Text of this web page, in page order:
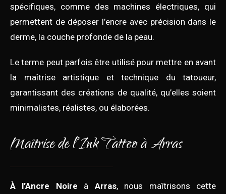
spécifiques, comme des machines électriques, qui
permettent de déposer l’encre avec précision dans le
derme, la couche profonde de la peau.
Le terme peut parfois être utilisé pour mettre en avant
la maîtrise artistique et technique du tatoueur,
garantissant des créations de qualité, qu’elles soient
minimalistes, réalistes, ou élaborées.
Maîtrise de l’Ink Tattoo à Arras
À l’Ancre Noire à Arras, nous maîtrisons cette